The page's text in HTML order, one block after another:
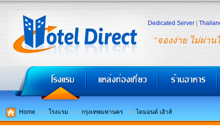
"จองง่าย ไม่ผ่าน
Dedicated Server
Home โรงแรม กรุงเทพมหานคร ไดมอนด์ เฮ้าส์